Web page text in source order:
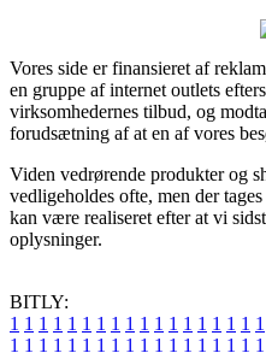
Vores side er finansieret af
en gruppe af internet outlets
virksomhedernes tilbud, og
forudsætning af at en af vores
Viden vedrørende produkter og
vedligeholdes ofte, men der
kan være realiseret efter at vi
oplysninger.
BITLY:
1 1 1 1 1 1 1 1 1 1 1 1 1 1 1 1 1 1
1 1 1 1 1 1 1 1 1 1 1 1 1 1 1 1 1 1